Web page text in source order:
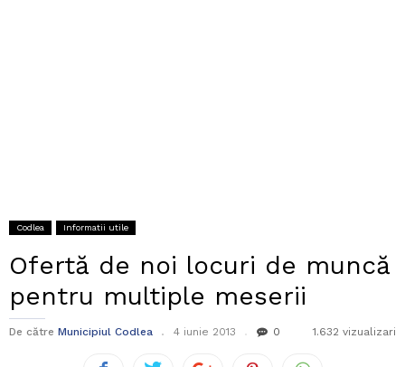
Codlea Informatii utile
Ofertă de noi locuri de muncă
pentru multiple meserii
De către Municipiul Codlea 4 iunie 2013 0 1.632 vizualizari